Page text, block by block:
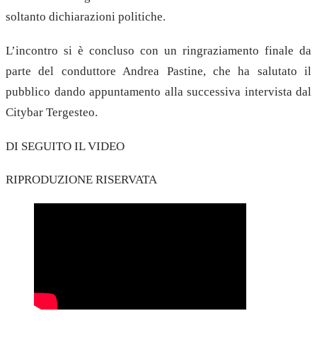
soltanto dichiarazioni politiche.
L’incontro si è concluso con un ringraziamento finale da
parte del conduttore Andrea Pastine, che ha salutato il
pubblico dando appuntamento alla successiva intervista dal
Citybar Tergesteo.
DI SEGUITO IL VIDEO
RIPRODUZIONE RISERVATA